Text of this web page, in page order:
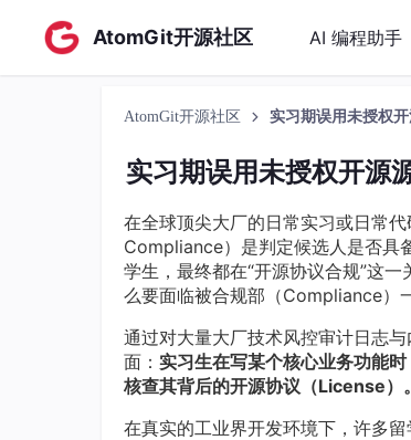
AtomGit开源社区 AI 编程助手
AtomGit开源社区 实习期误用未授权
实习期误用未授权开源
在全球顶尖大厂的日常实习或日常
Compliance）是判定候选人是否具
学生，最终都在“开源协议合规”这
么要面临被合规部（Compliance）
通过对大量大厂技术风控审计日志
面： 实习生在写某个核心业务功能
核查其背后的开源协议（License）。
在真实的工业界开发环境下，许多